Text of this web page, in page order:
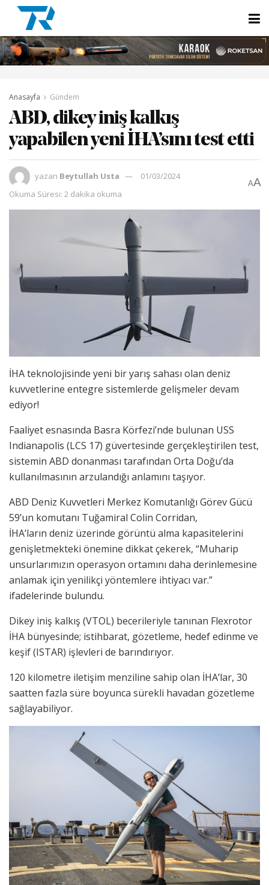
Anasayfa Gündem
ABD, dikey iniş kalkış
yapabilen yeni İHA’sını test etti
yazan Beytullah Usta
01/03/2024
Okuma Süresi: 2 dakika okuma
AA
İHA teknolojisinde yeni bir yarış sahası olan deniz
kuvvetlerine entegre sistemlerde gelişmeler devam
ediyor!
Faaliyet esnasında Basra Körfezi’nde bulunan USS
Indianapolis (LCS 17) güvertesinde gerçekleştirilen test,
sistemin ABD donanması tarafından Orta Doğu’da
kullanılmasının arzulandığı anlamını taşıyor.
ABD Deniz Kuvvetleri Merkez Komutanlığı Görev Gücü
59’un komutanı Tuğamiral Colin Corridan,
İHA’ların deniz üzerinde görüntü alma kapasitelerini
genişletmekteki önemine dikkat çekerek, “Muharip
unsurlarımızın operasyon ortamını daha derinlemesine
anlamak için yenilikçi yöntemlere ihtiyacı var.”
ifadelerinde bulundu.
Dikey iniş kalkış (VTOL) becerileriyle tanınan Flexrotor
İHA bünyesinde; istihbarat, gözetleme, hedef edinme ve
keşif (ISTAR) işlevleri de barındırıyor.
120 kilometre iletişim menziline sahip olan İHA’lar, 30
saatten fazla süre boyunca sürekli havadan gözetleme
sağlayabiliyor.